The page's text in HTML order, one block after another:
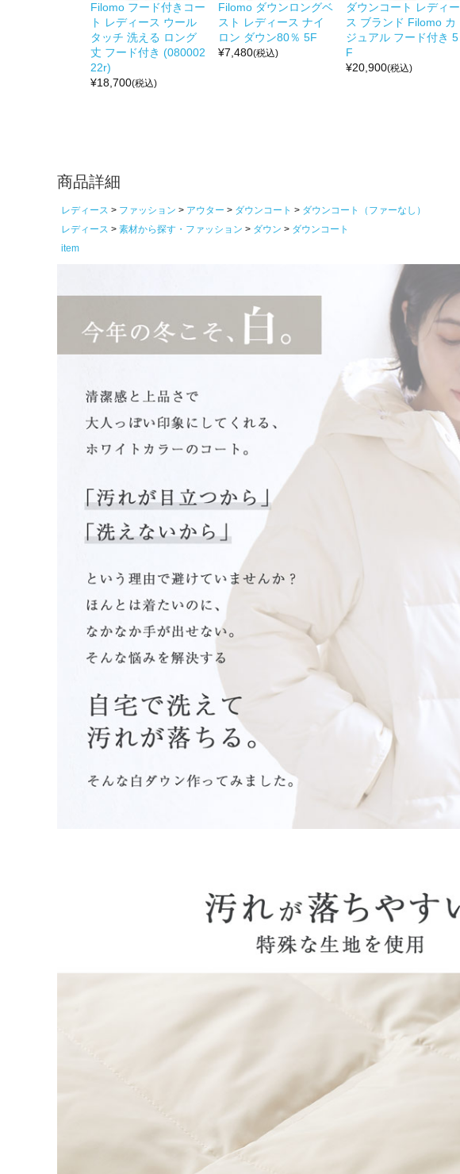
Filomo フード付きコー
ト レディース ウール
タッチ 洗える ロング
丈 フード付き (080002
22r)
¥18,700(税込)
Filomo ダウンロングベ
スト レディース ナイ
ロン ダウン80％ 5F
¥7,480(税込)
ダウンコート レディー
ス ブランド Filomo カ
ジュアル フード付き 5
F
¥20,900(税込)
商品詳細
レディース ファッション アウター ダウンコート
ダウンコート（ファーなし）
レディース
素材から探す・ファッション ダウン
ダウンコート
item